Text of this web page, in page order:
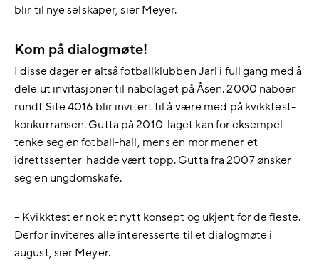
blir til nye selskaper, sier Meyer.
Kom på dialogmøte!
I disse dager er altså fotballklubben Jarl i full gang med å
dele ut invitasjoner til nabolaget på Åsen. 2000 naboer
rundt Site 4016 blir invitert til å være med på kvikktest-
konkurransen. Gutta på 2010-laget kan for eksempel
tenke seg en fotball-hall, mens en mor mener et
idrettssenter hadde vært topp. Gutta fra 2007 ønsker
seg en ungdomskafé.
– Kvikktest er nok et nytt konsept og ukjent for de fleste.
Derfor inviteres alle interesserte til et dialogmøte i
august, sier Meyer.